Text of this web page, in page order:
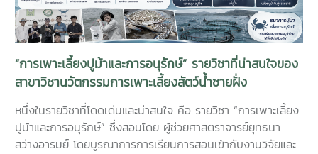
ความต้องการของภาคอุตสาหกรรมการผลิตสัตว์น้ำและอื่นๆที่
เกี่ยวข้อง
“การเพาะเลี้ยงปูม้าและการอนุรักษ์” รายวิชาที่น่าสนใจของ
สาขาวิชานวัตกรรมการเพาะเลี้ยงสัตว์น้ำชายฝั่ง
หนึ่งในรายวิชาที่โดดเด่นและน่าสนใจ คือ รายวิชา “การเพาะเลี้ยง
ปูม้าและการอนุรักษ์” ซึ่งสอนโดย ผู้ช่วยศาสตราจารย์ยุทธนา
สว่างอารมย์ โดยบูรณาการการเรียนการสอนเข้ากับงานวิจัยและ